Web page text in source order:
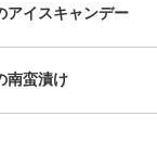
アイスキャンデー
南蛮漬け